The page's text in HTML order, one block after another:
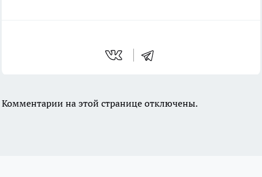
Комментарии на этой странице отключены.